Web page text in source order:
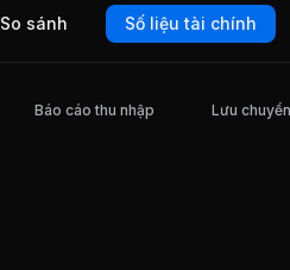
So sánh Số liệu tài chính
Báo cáo thu nhập Lưu